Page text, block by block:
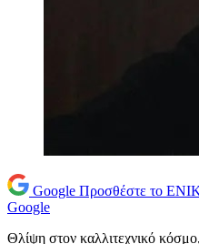
Google Προσθέστε το
Google
Θλίψη στον καλλιτεχνικό